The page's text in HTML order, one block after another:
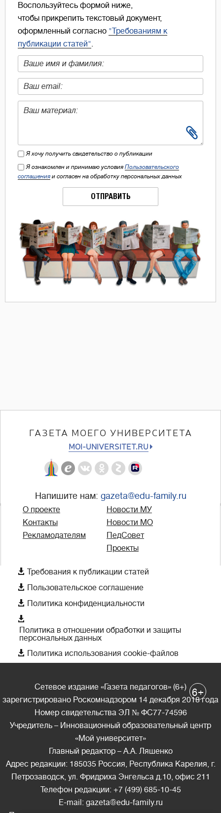
Воспользуйтесь формой ниже,
чтобы прикрепить текстовый документ,
оформленный согласно "Требованиям к
публикации статей"
Я хочу получить свидетельство о публикации
Я ознакомлен и принимаю условия Пользовательского
соглашения и согласен на обработку персональных данных
ОТПРАВИТЬ
ГАЗЕТА МОЕГО УНИВЕРСИТЕТА
MOI-UNIVERSITET.RU
Напишите нам: gazeta@edu-family.ru
О проекте
Контакты
Рекламодателям
Новости МУ
Новости МО
ПедСовет
Проекты
 Требования к публикации статей
 Пользовательское соглашение
 Политика конфиденциальности

Политика в отношении обработки и защиты
персональных данных
 Политика использования cookie-файлов
Сетевое издание «Газета педагогов» (6+)
зарегистрировано Роскомнадзором 14 декабря 2018 года
Номер свидетельства ЭЛ № ФС77-74596
Учредитель – Инновационный образовательный центр
«Мой университет»
Главный редактор – А.А. Ляшенко
Адрес редакции: 185035 Россия, Республика Карелия, г.
Петрозаводск, ул. Фридриха Энгельса д.10, офис 211
Телефон редакции: +7 (499) 685-10-45
E-mail: gazeta@edu-family.ru
6+